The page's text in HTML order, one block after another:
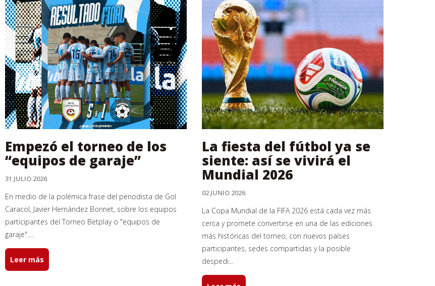
Empezó el torneo de los
“equipos de garaje”
31 JULIO 2026
En medio de la polémica frase del periodista de Gol
Caracol, Javier Hernández Bonnet, sobre los equipos
participantes del Torneo Betplay o "equipos de
garaje"....
Leer más
La fiesta del fútbol ya se
siente: así se vivirá el
Mundial 2026
02 JUNIO 2026
La Copa Mundial de la FIFA 2026 está cada vez más
cerca y promete convertirse en una de las ediciones
más históricas del torneo, con nuevos países
participantes, sedes compartidas y la posible
despedi...